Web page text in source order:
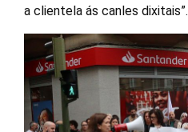
a clientela ás canles dixitais”.